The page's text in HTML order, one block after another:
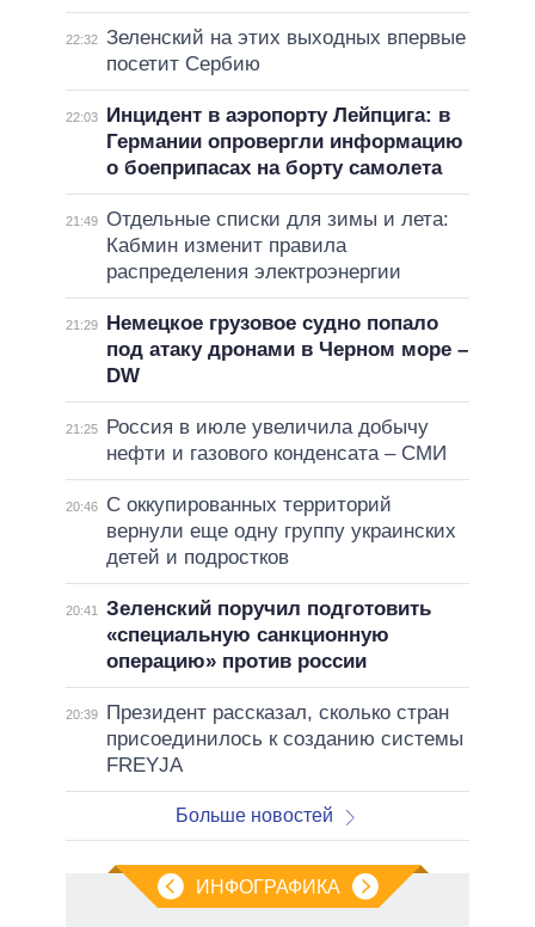
22:32 Зеленский на этих выходных впервые
посетит Сербию
22:03
Инцидент в аэропорту Лейпцига: в
Германии опровергли информацию
о боеприпасах на борту самолета
21:49 Отдельные списки для зимы и лета:
Кабмин изменит правила
распределения электроэнергии
21:29
Немецкое грузовое судно попало
под атаку дронами в Черном море –
DW
21:25
Россия в июле увеличила добычу
нефти и газового конденсата – СМИ
20:46
С оккупированных территорий
вернули еще одну группу украинских
детей и подростков
20:41
Зеленский поручил подготовить
«специальную санкционную
операцию» против россии
20:39
Президент рассказал, сколько стран
присоединилось к созданию системы
FREYJA
Больше новостей
ИНФОГРАФИКА